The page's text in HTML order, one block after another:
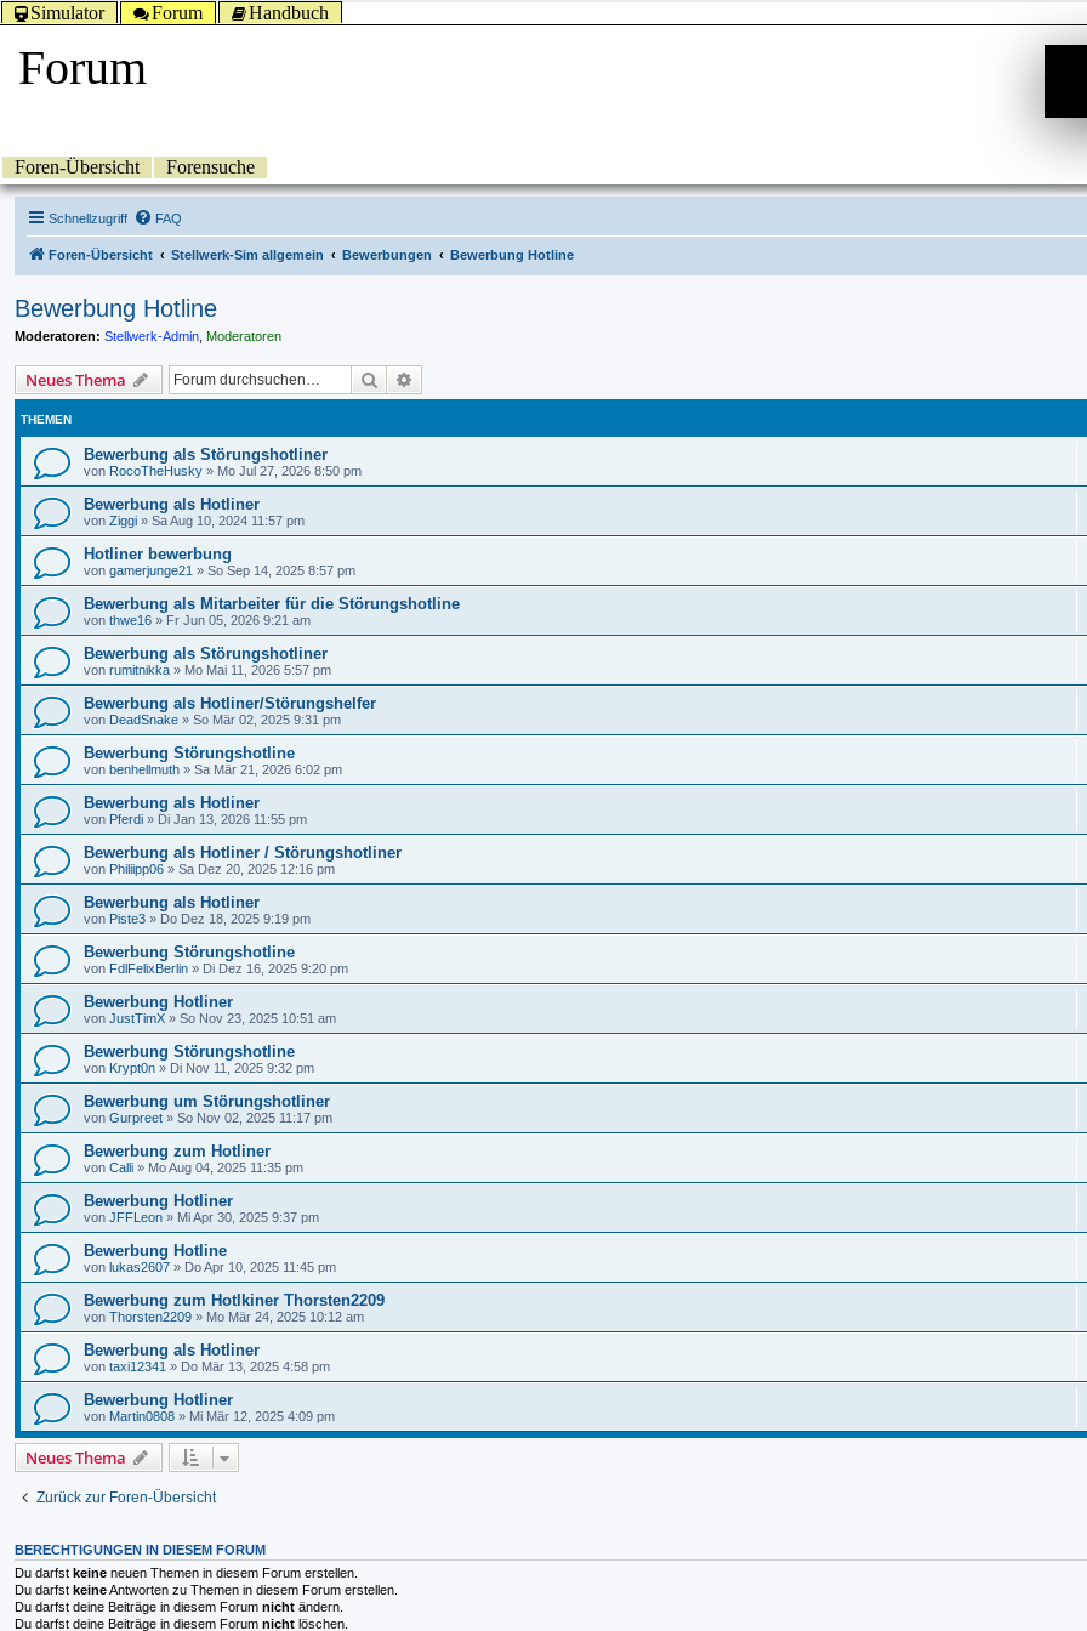
Simulator Forum Handbuch
Forum
Foren-Übersicht Forensuche
Schnellzugriff FAQ
Foren-Übersicht Stellwerk-Sim allgemein Bewerbungen Bewerbung Hotline
Bewerbung Hotline
Moderatoren: Stellwerk-Admin Moderatoren
Neues Thema Suche
THEMEN
Bewerbung als Störungshotliner
von RocoTheHusky » Mo Jul 27, 2026 8:50 pm
Bewerbung als Hotliner
von Ziggi » Sa Aug 10, 2024 11:57 pm
Hotliner bewerbung
von gamerjunge21 » So Sep 14, 2025 8:57 pm
Bewerbung als Mitarbeiter für die Störungshotline
von thwe16 » Fr Jun 05, 2026 9:21 am
Bewerbung als Störungshotliner
von rumitnikka » Mo Mai 11, 2026 5:57 pm
Bewerbung als Hotliner/Störungshelfer
von DeadSnake » So Mär 02, 2025 9:31 pm
Bewerbung Störungshotline
von benhellmuth » Sa Mär 21, 2026 6:02 pm
Bewerbung als Hotliner
von Pferdi » Di Jan 13, 2026 11:55 pm
Bewerbung als Hotliner / Störungshotliner
von Philiipp06 » Sa Dez 20, 2025 12:16 pm
Bewerbung als Hotliner
von Piste3 » Do Dez 18, 2025 9:19 pm
Bewerbung Störungshotline
von FdlFelixBerlin » Di Dez 16, 2025 9:20 pm
Bewerbung Hotliner
von JustTimX » So Nov 23, 2025 10:51 am
Bewerbung Störungshotline
von Krypt0n » Di Nov 11, 2025 9:32 pm
Bewerbung um Störungshotliner
von Gurpreet » So Nov 02, 2025 11:17 pm
Bewerbung zum Hotliner
von Calli » Mo Aug 04, 2025 11:35 pm
Bewerbung Hotliner
von JFFLeon » Mi Apr 30, 2025 9:37 pm
Bewerbung Hotline
von lukas2607 » Do Apr 10, 2025 11:45 pm
Bewerbung zum Hotlkiner Thorsten2209
von Thorsten2209 » Mo Mär 24, 2025 10:12 am
Bewerbung als Hotliner
von taxi12341 » Do Mär 13, 2025 4:58 pm
Bewerbung Hotliner
von Martin0808 » Mi Mär 12, 2025 4:09 pm
Neues Thema
Zurück zur Foren-Übersicht
BERECHTIGUNGEN IN DIESEM FORUM
Du darfst keine neuen Themen in diesem Forum erstellen.
Du darfst keineAntworten zu Themen in diesem Forum erstellen.
Du darfst deine Beiträge in diesem Forum nicht ändern.
Du darfst deine Beiträge in diesem Forum nicht löschen.